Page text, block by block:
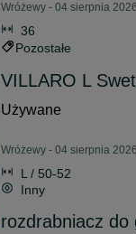
Wróżewy - 04 sierpnia 2026
36
Pozostałe
VILLARO L
Używane
Wróżewy - 04 sierpnia 2026
L / 50-52
Inny
rozdrabniacz do